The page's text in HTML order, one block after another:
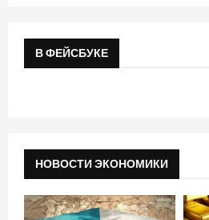
В ФЕЙСБУКЕ
НОВОСТИ ЭКОНОМИКИ